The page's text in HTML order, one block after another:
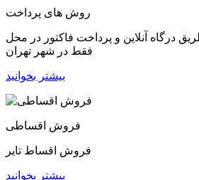
روش های پرداخت
درگاه آنلاین و پرداخت فاکتور در محل
فقط در شهر تهران
بیشتر بخوانید
فروش اقساطی
فروش اقساط تایر
بیشتر بخوانید